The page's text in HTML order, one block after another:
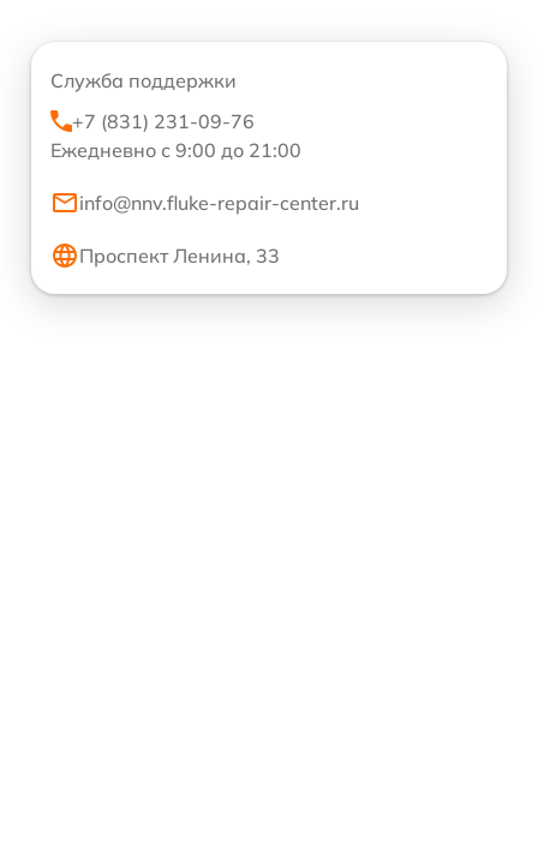
Служба поддержки
+7 (831) 231-09-76
Ежедневно с 9:00 до 21:00
info@nnv.fluke-repair-center.ru
Проспект Ленина, 33